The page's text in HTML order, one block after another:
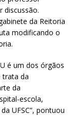
discussão.
da Reitoria
modificando o
é um dos órgãos
trata da
da
escola,
UFSC”, pontuou